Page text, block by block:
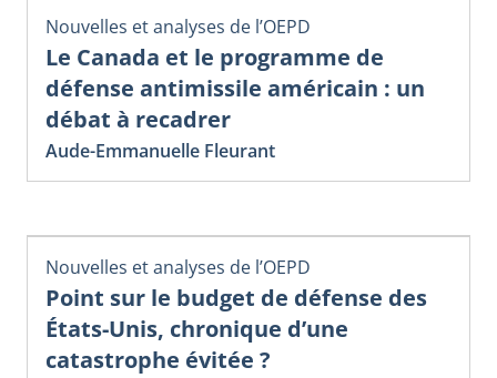
Nouvelles et analyses de l’OEPD
Le Canada et le programme de
défense antimissile américain : un
débat à recadrer
Aude-Emmanuelle Fleurant
Nouvelles et analyses de l’OEPD
Point sur le budget de défense des
États-Unis, chronique d’une
catastrophe évitée ?